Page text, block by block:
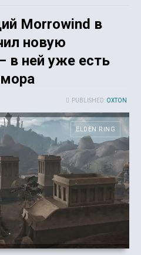
Morrowind в
новую
в ней уже есть
PUBLISHED: OXTON
ELDEN RING